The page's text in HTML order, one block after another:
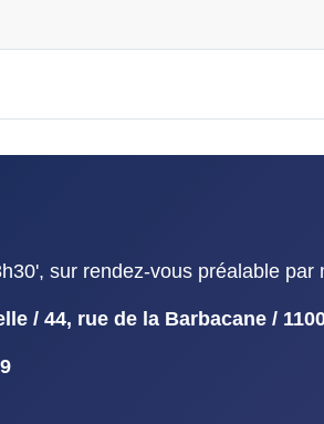
sur rendez-vous préalable par
/ 44, rue de la Barbacane /